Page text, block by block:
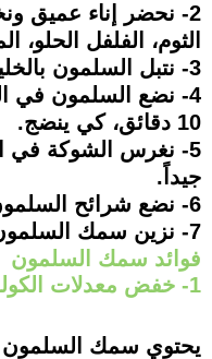
2- نحضر إناء عميق
الثوم، الفلفل الحلو،
3- نتبل السلمون بالخليط السابق.
4- نضع السلمون في
10 دقائق، كي ينضج.
5- نغرس الشوكة في
جيداً.
6- نضع شرائح السلمون في طبق التقديم الواسع.
7- نزين سمك السلمون بشرائح الليمون، ثم يقدم.
فوائد سمك السلمون
1- خفض معدلات الكولسترول